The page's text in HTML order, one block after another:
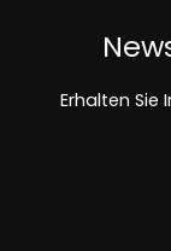
Erhalten